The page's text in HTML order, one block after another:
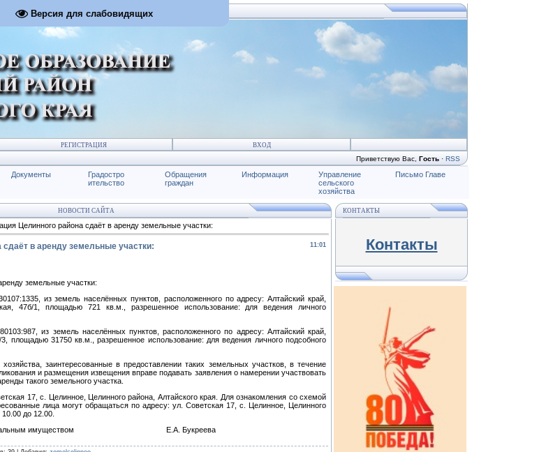
Версия для слабовидящих
РЕГИСТРАЦИЯ ВХОД
Приветствую Вас Гость · RSS
Документы
Градостро
ительство
Обращения
граждан
Информация
Управление
сельского
хозяйства
Письмо Главе
НОВОСТИ САЙТА
Целинного района сдаёт в аренду земельные участки:
11:01
в аренду земельные участки:
земельные участки:
из земель населённых пунктов, расположенного по адресу: Алтайский край,
47б/1, площадью 721 кв.м., разрешенное использование: для ведения личного
из земель населённых пунктов, расположенного по адресу: Алтайский край,
площадью 31750 кв.м., разрешенное использование: для ведения личного подсобного
заинтересованные в предоставлении таких земельных участков, в течение
и размещения извещения вправе подавать заявления о намерении участвовать
такого земельного участка.
17, с. Целинное, Целинного района, Алтайского края. Для ознакомления со схемой
лица могут обращаться по адресу: ул. Советская 17, с. Целинное, Целинного
до 12.00.
муниципальным имуществом Е.А. Букреева
КОНТАКТЫ
Контакты